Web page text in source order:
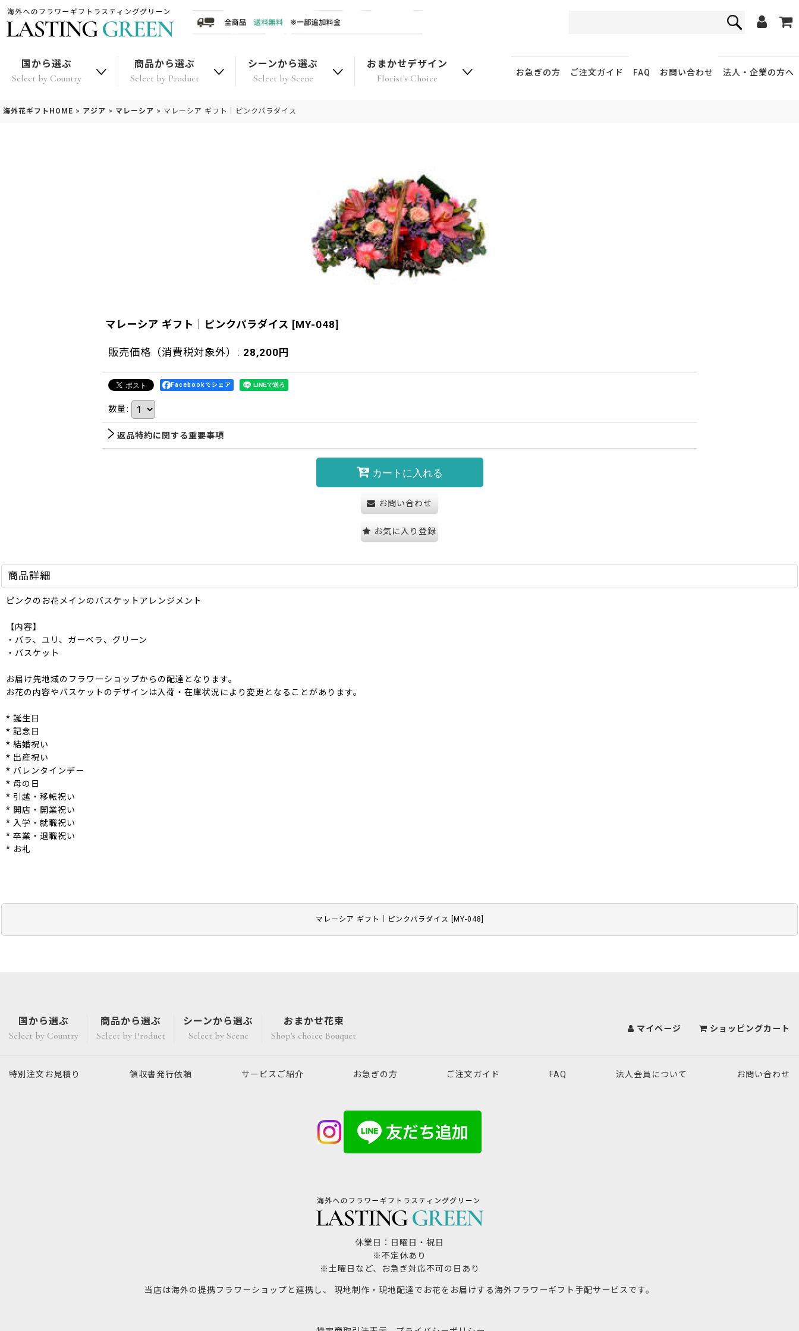
国から選ぶ
Select by Country
商品から選ぶ
Select by Product
シーンから選ぶ
Select by Scene
おまかせデザイン
Florist's Choice 法人・企業の方へ
ご注文ガイド
お急ぎの方 FAQ お問い合わせ
海外花ギフトHOME > アジア > マレーシア > マレーシア ギフト｜ピンクパラダイス
マレーシア ギフト｜ピンクパラダイス MY-048
マレーシア ギフト｜ピンクパラダイス [MY-048]
販売価格（消費税対象外） : 28,200 円
Facebookでシェア
数量:
返品特約に関する重要事項
カートに入れる
お問い合わせ
お気に入り登録
商品詳細
ピンクのお花メインのバスケットアレンジメント
【内容】
・バラ、ユリ、ガーベラ、グリーン
・バスケット
お届け先地域のフラワーショップからの配達となります。
お花の内容やバスケットのデザインは入荷・在庫状況により変更となることがあります。
* 誕生日
* 記念日
* 結婚祝い
* 出産祝い
* バレンタインデー
* 母の日
* 引越・移転祝い
* 開店・開業祝い
* 入学・就職祝い
* 卒業・退職祝い
* お礼
国から選ぶ
Select by Country
商品から選ぶ
Select by Product
シーンから選ぶ
Select by Scene
おまかせ花束
Shop's choice Bouquet
マイページ ショッピングカート
特別注文 お見積り 領収書発行依頼 サービスご紹介 お急ぎの方 ご注文ガイド FAQ 法人会員について お問い合わせ
休業日：日曜日・祝日
※不定休あり
※土曜日など、お急ぎ対応不可の日あり
当店は海外の提携フラワーショップと連携し、 現地制作・現地配達でお花をお届けする海外フラワーギフト手配サービスです。